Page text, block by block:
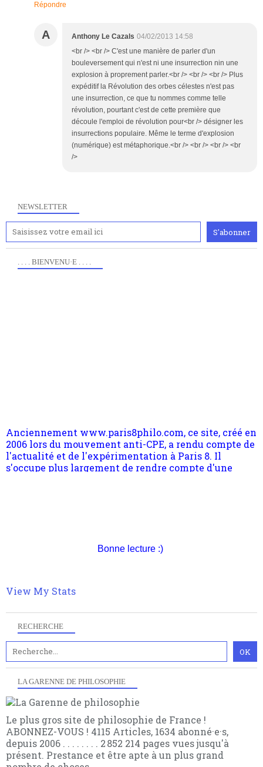
Répondre
A Anthony Le Cazals 04/02/2013 14:58
<br /> <br /> C'est une manière de parler d'un
bouleversement qui n'est ni une insurrection nin une
explosion à proprement parler.<br /> <br /> <br /> Plus
expéditif la Révolution des orbes célestes n'est pas
une insurrection, ce que tu nommes comme telle
révolution, pourtant c'est de cette première que
découle l'emploi de révolution pour<br /> désigner les
insurrections populaire. Même le terme d'explosion
(numérique) est métaphorique.<br /> <br /> <br /> <br
/>
NEWSLETTER
RECHERCHE
LA GARENNE DE PHILOSOPHIE
Le plus gros site de philosophie de France !
ABONNEZ-VOUS ! 4115 Articles, 1634 abonné·e·s,
depuis 2006 . . . . . . . . 2 852 214 pages vues jusqu'à
présent. Prestance et être apte à un plus grand
. . . . BIENVENU·E . . . .
l'actualité et de l'expérimentation à Paris 8. Il
s'occupe plus largement de rendre compte d'une
transformation dans les paradigmes philosophiques
suivant la pensée du Dehors ou du Surpli, omme la
nomme les métaphysiciens classique. Nous avons
articles pour être apte à un plus grand nombre de
vous le pouvez faîtes des liens depuis votre site.
Bonne lecture :)
View My Stats